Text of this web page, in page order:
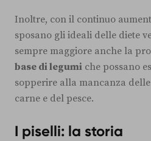
Inoltre, con il continuo
sposano gli ideali delle diete
sempre maggiore anche la
base di legumi che possano
sopperire alla mancanza
carne e del pesce.
I piselli: la storia